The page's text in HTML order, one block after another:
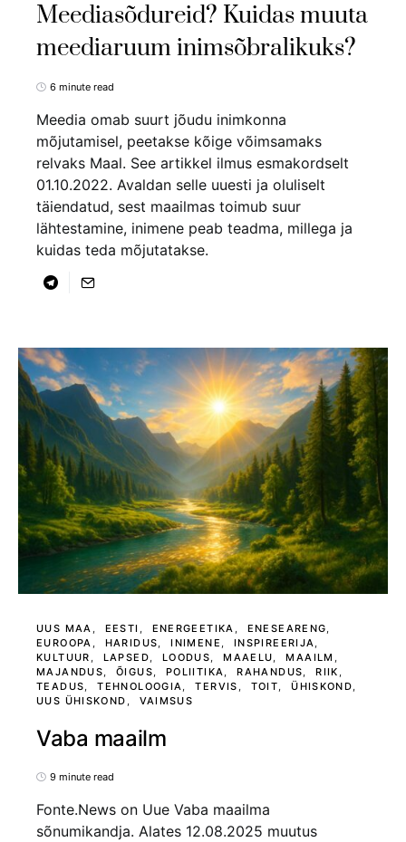
Meediasõdureid? Kuidas muuta
meediaruum inimsõbralikuks?
6 minute read
Meedia omab suurt jõudu inimkonna
mõjutamisel, peetakse kõige võimsamaks
relvaks Maal. See artikkel ilmus esmakordselt
01.10.2022. Avaldan selle uuesti ja oluliselt
täiendatud, sest maailmas toimub suur
lähtestamine, inimene peab teadma, millega ja
kuidas teda mõjutatakse.
UUS MAA EESTI ENERGEETIKA
ENESEARENG
EUROOPA
HARIDUS INIMENE
INSPIREERIJA
KULTUUR
LAPSED LOODUS MAAELU
MAAILM
MAJANDUS
ÕIGUS POLIITIKA RAHANDUS
RIIK
TEADUS
TEHNOLOOGIA TERVIS TOIT
ÜHISKOND
UUS ÜHISKOND
VAIMSUS
Vaba maailm
9 minute read
Fonte.News on Uue Vaba maailma
sõnumikandja. Alates 12.08.2025 muutus